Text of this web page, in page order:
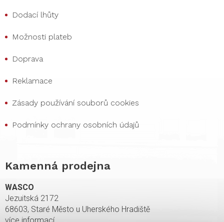
Dodací lhůty
Možnosti plateb
Doprava
Reklamace
Zásady používání souborů cookies
Podmínky ochrany osobních údajů
Kamenná prodejna
WASCO
Jezuitská 2172
68603, Staré Město u Uherského Hradiště